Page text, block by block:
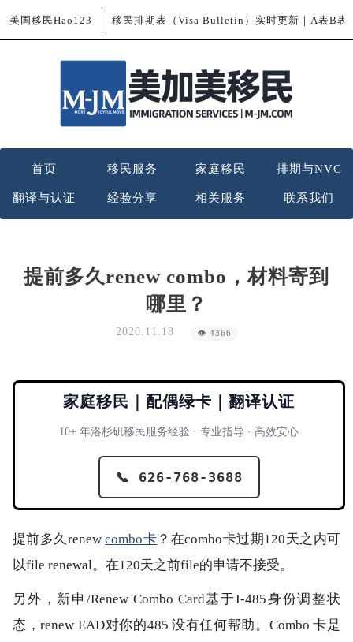
美国移民Hao123 移民排期表（Visa Bulletin）实时更新｜A表B表
首页 移民服务 家庭移民 排期与NVC
翻译与认证 经验分享 相关服务 联系我们
提前多久renew combo，材料寄到
哪里？
2020.11.18 👁 4366
家庭移民｜配偶绿卡｜翻译认证
10+ 年洛杉矶移民服务经验 · 专业指导 · 高效安心
📞 626-768-3688
提前多久renewcombo卡 ？在combo卡过期120天之内可
以file renewal。在120天之前file的申请不接受。
另外，新申/Renew Combo Card基于I-485身份调整状
态，renew EAD对你的485 没有任何帮助。Combo 卡是